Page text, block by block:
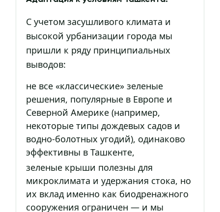
С учетом засушливого климата и
высокой урбанизации города мы
пришли к ряду принципиальных
выводов:
не все «классические» зеленые
решения, популярные в Европе и
Северной Америке (например,
некоторые типы дождевых садов и
водно-болотных угодий), одинаково
эффективны в Ташкенте,
зеленые крыши полезны для
микроклимата и удержания стока, но
их вклад именно как биодренажного
сооружения ограничен — и мы